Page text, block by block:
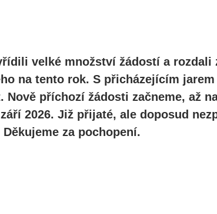
velké množství žádostí a rozdali
na tento rok. S přicházejícím
příchozí žádosti začneme, až
2026. Již přijaté, ale doposud
za pochopení.